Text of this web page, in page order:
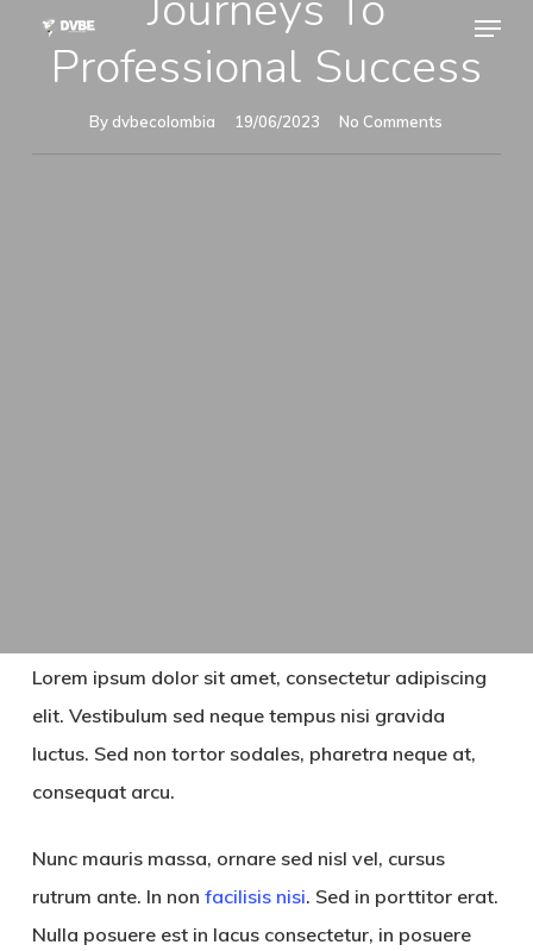
Menu
Professional Success
By dvbecolombia 19/06/2023 No Comments
Lorem ipsum dolor sit amet, consectetur adipiscing
elit. Vestibulum sed neque tempus nisi gravida
luctus. Sed non tortor sodales, pharetra neque at,
consequat arcu.
Nunc mauris massa, ornare sed nisl vel, cursus
rutrum ante. In non facilisis nisi. Sed in porttitor erat.
Nulla posuere est in lacus consectetur, in posuere
Close